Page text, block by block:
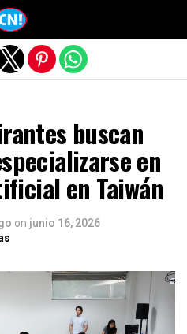
buscan
en
en Taiwán
on junio 16, 2026
móvil